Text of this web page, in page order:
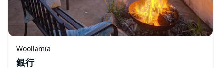
Woollamia
銀行